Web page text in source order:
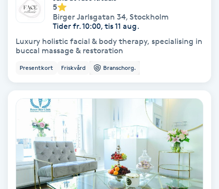
Idrottsmassage
Japansk massage
K18
5
Birger Jarlsgatan 34, Stockholm
Tider fr. 10:00, tis 11 aug.
Luxury holistic facial & body therapy, specialising in
buccal massage & restoration
Presentkort Friskvård Branschorg.